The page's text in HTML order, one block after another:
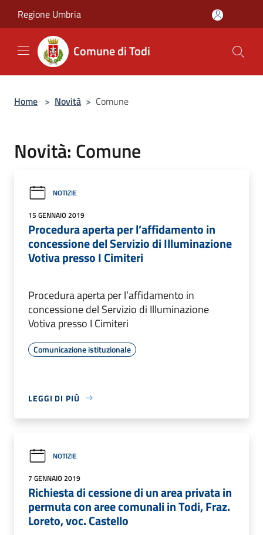
Regione Umbria
Comune di Todi
Home > Novità > Comune
Novità: Comune
NOTIZIE
15 GENNAIO 2019
Procedura aperta per l’affidamento in
concessione del Servizio di Illuminazione
Votiva presso I Cimiteri
Procedura aperta per l’affidamento in
concessione del Servizio di Illuminazione
Votiva presso I Cimiteri
Comunicazione istituzionale
LEGGI DI PIÙ
NOTIZIE
7 GENNAIO 2019
Richiesta di cessione di un area privata in
permuta con aree comunali in Todi, Fraz.
Loreto, voc. Castello